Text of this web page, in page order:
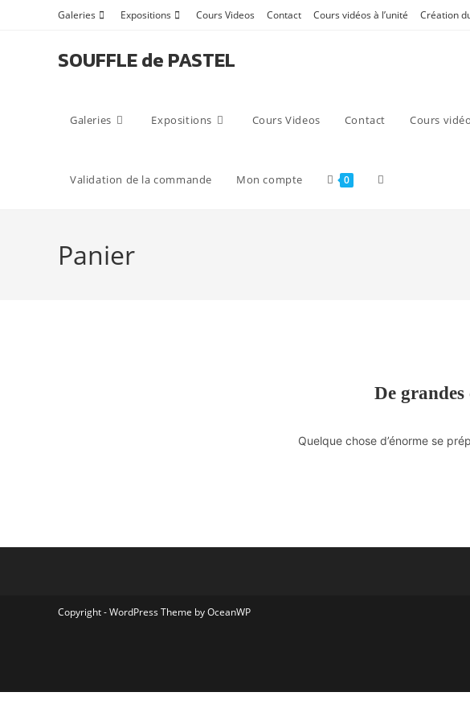
Galeries Expositions Cours Videos Contact Cours vidéos à l’unité Création
SOUFFLE de PASTEL
Galeries Expositions Cours Videos Contact Cours
Validation de la commande Mon compte 0 Toggle
Panier
De
Quelque chose d’énorme se
Copyright - WordPress Theme by OceanWP